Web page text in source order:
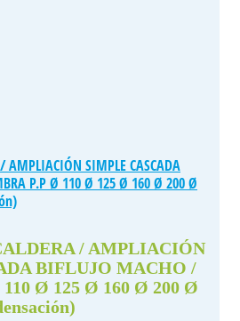
AMPLIACIÓN SIMPLE CASCADA
P.P Ø 110 Ø 125 Ø 160 Ø 200 Ø
/ AMPLIACIÓN
BIFLUJO MACHO /
Ø 125 Ø 160 Ø 200 Ø